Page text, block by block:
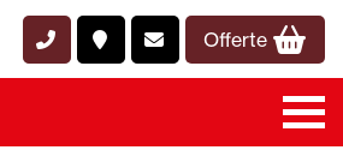
Offerte